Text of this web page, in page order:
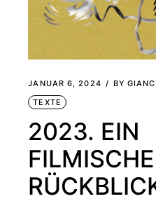
JANUAR 6, 2024 BY
TEXTE
2023. EIN